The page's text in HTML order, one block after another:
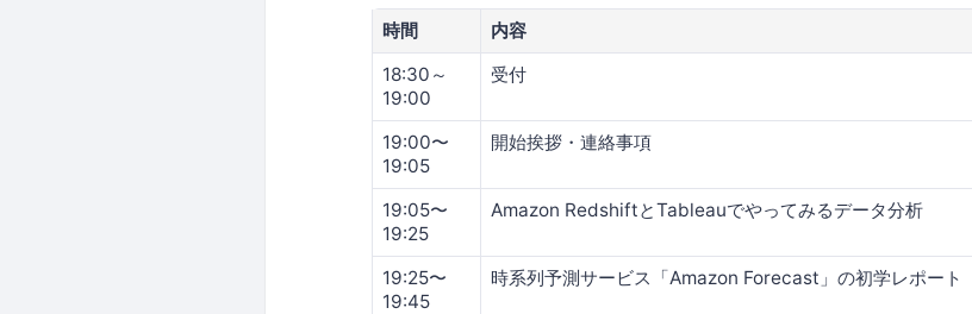
時間 内容
18:30～
19:00
受付
19:00〜
19:05
開始挨拶・連絡事項
19:05〜
19:25
Amazon RedshiftとTableauでやってみるデータ分析
19:25〜
19:45
時系列予測サービス「Amazon Forecast」の初学レポート